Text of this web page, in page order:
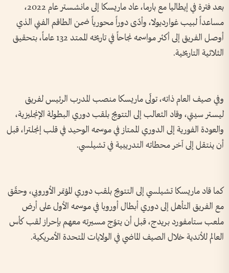
بعد فترة في إيطاليا مع بارما، عاد ماريسكا إلى مانشستر عام 2022،
مساعداً لبيب غوارديولا، وأدّى دوراً محورياً ضمن الطاقم الفني الذي
أوصل الفريق إلى أكثر مواسمه نجاحاً في تاريخه الممتد 132 عاماً، بتحقيق
الثلاثية التاريخية.
وفي صيف العام ذاته، تولّى ماريسكا منصب المدرب الرئيس لفريق
ليستر سيتي، وقاد الثعالب إلى التتويج بلقب دوري البطولة الإنجليزية،
والعودة الفورية إلى الدوري الممتاز في موسمه الوحيد في قلب إنجلترا، قبل
أن ينتقل إلى آخر محطاته التدريبية في تشيلسي.
كما قاد ماريسكا تشيلسي إلى التتويج بلقب دوري المؤتمر الأوروبي، وحقّق
مع الفريق التأهل إلى دوري أبطال أوروبا في موسمه الأول على أرض
ملعب ستامفورد بريدج، قبل أن يتوّج مسيرته معهم بإحراز لقب كأس
العالم للأندية خلال الصيف الماضي في الولايات المتحدة الأمريكية.